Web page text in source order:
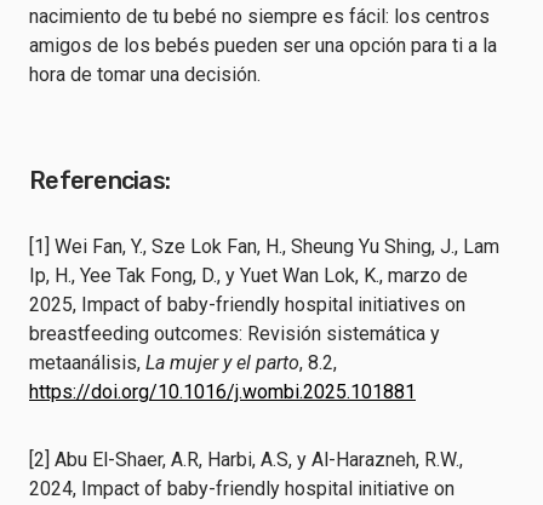
nacimiento de tu bebé no siempre es fácil: los centros
amigos de los bebés pueden ser una opción para ti a la
hora de tomar una decisión.
Referencias:
[1] Wei Fan, Y., Sze Lok Fan, H., Sheung Yu Shing, J., Lam
Ip, H., Yee Tak Fong, D., y Yuet Wan Lok, K., marzo de
2025, Impact of baby-friendly hospital initiatives on
breastfeeding outcomes: Revisión sistemática y
metaanálisis, La mujer y el parto, 8.2,
https://doi.org/10.1016/j.wombi.2025.101881
[2] Abu El-Shaer, A.R, Harbi, A.S, y Al-Harazneh, R.W.,
2024, Impact of baby-friendly hospital initiative on